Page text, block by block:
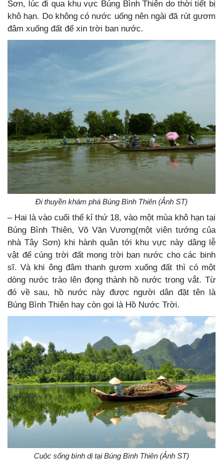
Sơn, lúc đi qua khu vực Búng Bình Thiên do thời tiết bị
khô hạn. Do không có nước uống nên ngài đã rút gươm
đâm xuống đất để xin trời ban nước.
Đi thuyền khám phá Búng Bình Thiên (Ảnh ST)
– Hai là vào cuối thế kỉ thứ 18, vào một mùa khô hạn tại
Búng Bình Thiên, Võ Văn Vương(một viên tướng của
nhà Tây Sơn) khi hành quân tới khu vực này dâng lễ
vật để cúng trời đất mong trời ban nước cho các binh
sĩ. Và khi ông đâm thanh gươm xuống đất thì có một
dòng nước trào lên đọng thành hồ nước trong vắt. Từ
đó về sau, hồ nước này được người dân đặt tên là
Búng Bình Thiên hay còn gọi là Hồ Nước Trời.
Cuộc sống bình dị tại Búng Bình Thiên (Ảnh ST)